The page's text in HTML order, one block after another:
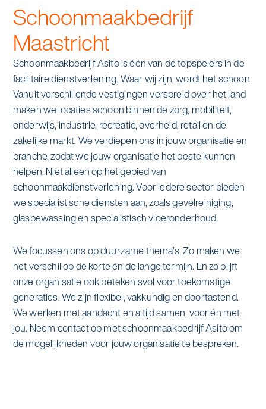
One Go
Zorgondersteuning
Vloermeester van One Go
alle diensten bekijken
Zakelijk
Zorg
Artikelen
Kennisbank
Contact
Wij werken voor
Duurzaamheid & Asito
Innovatie & Asito
Mens & Asito
Werken bij Asito
Zoeken
Schoonmaakbedrijf
Maastricht
Schoonmaakbedrijf Asito is één van de topspelers in de
facilitaire dienstverlening. Waar wij zijn, wordt het schoon.
Vanuit verschillende vestigingen verspreid over het land
maken we locaties schoon binnen de zorg, mobiliteit,
onderwijs, industrie, recreatie, overheid, retail en de
zakelijke markt. We verdiepen ons in jouw organisatie en
branche, zodat we jouw organisatie het beste kunnen
helpen. Niet alleen op het gebied van
schoonmaakdienstverlening. Voor iedere sector bieden
we specialistische diensten aan, zoals gevelreiniging,
glasbewassing en specialistisch vloeronderhoud.
We focussen ons op duurzame thema’s. Zo maken we
het verschil op de korte én de lange termijn. En zo blijft
onze organisatie ook betekenisvol voor toekomstige
generaties. We zijn flexibel, vakkundig en doortastend.
We werken met aandacht en altijd samen, voor én met
jou. Neem contact op met schoonmaakbedrijf Asito om
de mogelijkheden voor jouw organisatie te bespreken.